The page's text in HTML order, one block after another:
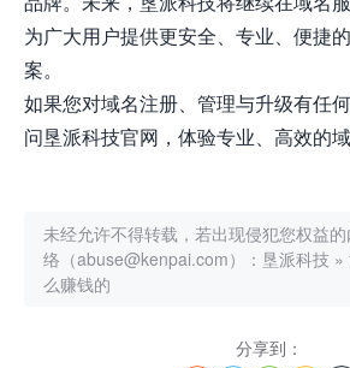
为广大用户提供更安全、专业、便捷
案。
如果您对域名注册、管理与升级有任
问垦派科技官网，体验专业、高效的
未经允许不得转载，若出现侵犯您权益
络（abuse@kenpai.com）： 垦派科技 »
么赚钱的
分享到：